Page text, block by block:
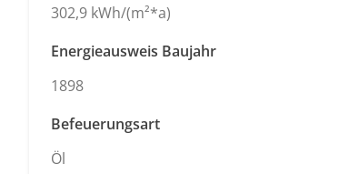
302,9 kWh/(m²*a)
Energieausweis Baujahr
1898
Befeuerungsart
Öl